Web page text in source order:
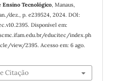
Ensino Tecnológico , Manaus,
dez., p. e239524, 2024. DOI:
Disponível em:
educitec/index.ph
view/2395. Acesso em: 6 ago.
Citação